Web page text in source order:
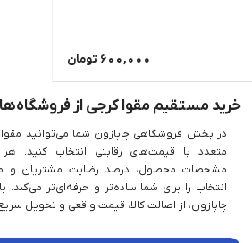
600,000 تومان
خرید مستقیم مقوا کرجی از
در بخش فروشگاهی چاپازون شما می‌توانید مقوا
متعدد با قیمت‌های رقابتی انتخاب کنید. هر
مشخصات محصول، درصد رضایت مشتریان و
انتخاب را برای شما ساده‌تر و حرفه‌ای‌تر می‌کند.
چاپازون، از اصالت کالا، قیمت واقعی و تحویل